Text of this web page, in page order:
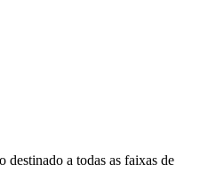
destinado a todas as faixas de